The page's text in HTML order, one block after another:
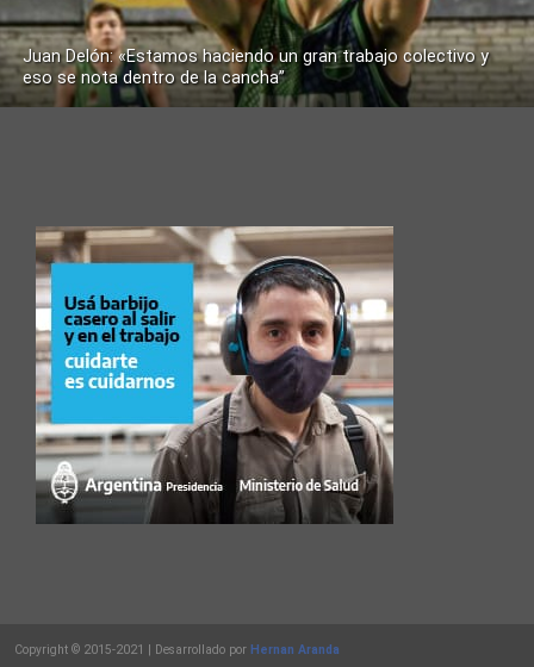
Juan Delón: «Estamos haciendo un gran trabajo colectivo y
eso se nota dentro de la cancha”
Copyright © 2015-2021 | Desarrollado por Hernan Aranda